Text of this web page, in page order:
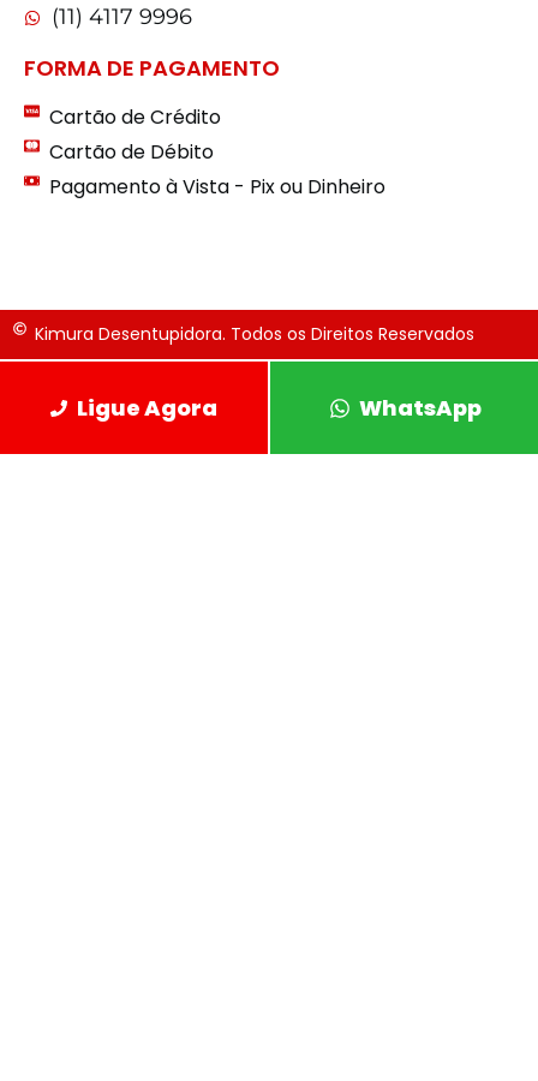
(11) 4117 9996
FORMA DE PAGAMENTO
Cartão de Crédito
Cartão de Débito
Pagamento à Vista - Pix ou Dinheiro
Kimura Desentupidora. Todos os Direitos Reservados
Ligue Agora WhatsApp